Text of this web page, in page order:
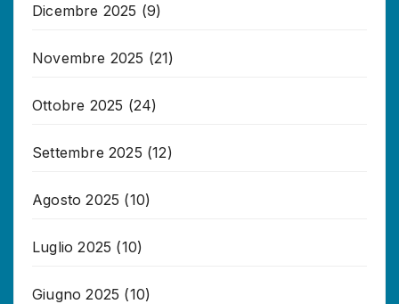
Dicembre 2025 (9)
Novembre 2025 (21)
Ottobre 2025 (24)
Settembre 2025 (12)
Agosto 2025 (10)
Luglio 2025 (10)
Giugno 2025 (10)